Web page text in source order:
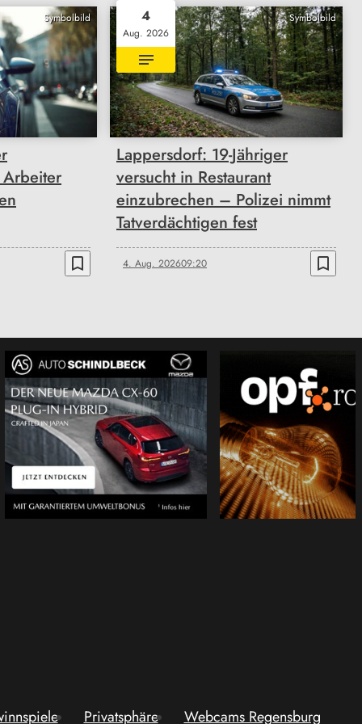
Symbolbild
bookmark_border
Symbolbild
4
Aug. 2026
Lappersdorf: 19-Jähriger
versucht in Restaurant
einzubrechen – Polizei nimmt
Tatverdächtigen fest
4. Aug. 202609:20 bookmark_border
Privatsphäre Webcams Regensburg